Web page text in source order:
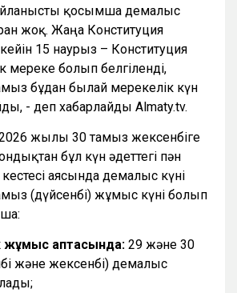
қосымша демалыс
жоқ. Жаңа Конституция
15 наурыз – Конституция
мереке болып белгіленді,
бұдан былай мерекелік күн
- деп хабарлайды Almaty.tv.
жылғы 30 тамыз жексенбіге
бұл күн әдеттегі пән
аясында демалыс күні
(дүйсенбі) жұмыс күні болып
жұмыс аптасында: 29 және 30
және жексенбі) демалыс